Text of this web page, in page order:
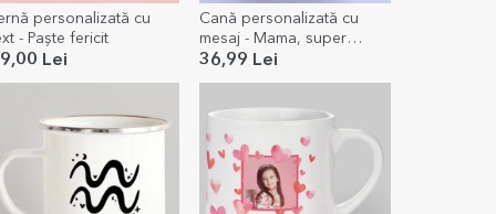
personalizată cu
- Paște fericit
Lei
Cană personalizată cu
mesaj - Mama, super
eroină în culori pastel
36,99 Lei